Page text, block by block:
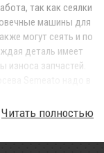
так как сеялки
машины для
могут сеять и по
деталь имеет
износа запчастей.
Для этого у вас
Читать полностью